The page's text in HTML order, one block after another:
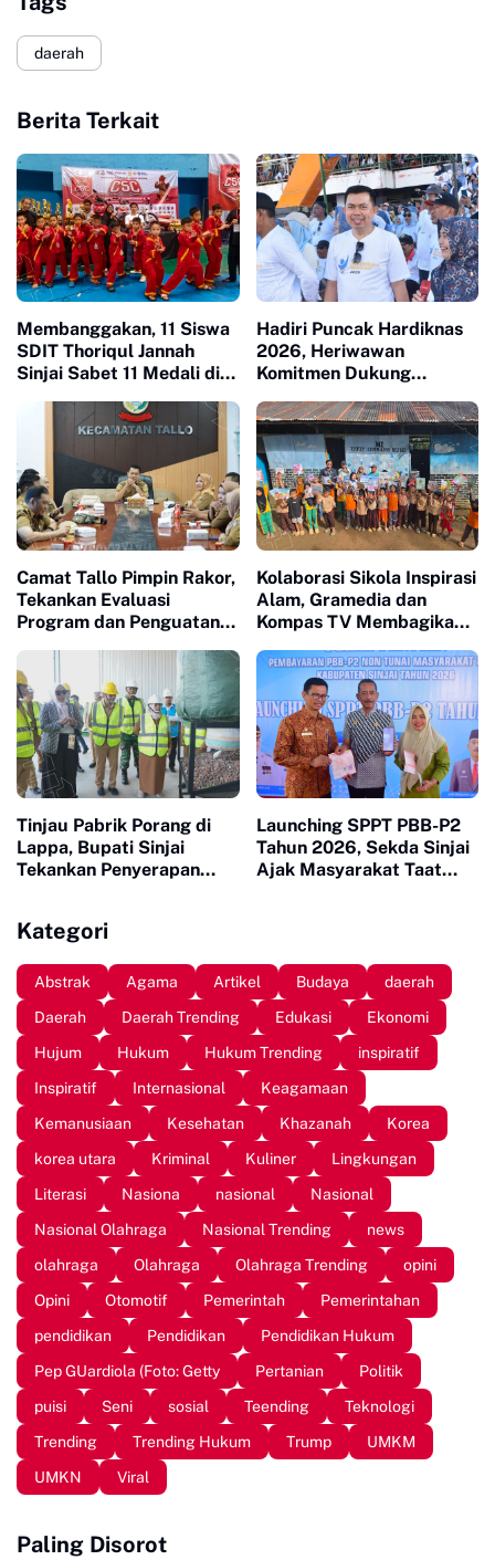
daerah
Berita Terkait
Membanggakan, 11 Siswa
SDIT Thoriqul Jannah
Sinjai Sabet 11 Medali di
Hadiri Puncak Hardiknas
2026, Heriwawan
Komitmen Dukung
Sinjai
Camat Tallo Pimpin Rakor,
Tekankan Evaluasi
Program dan Penguatan
Kolaborasi Sikola Inspirasi
Alam, Gramedia dan
Kompas TV Membagikan
Tinjau Pabrik Porang di
Lappa, Bupati Sinjai
Tekankan Penyerapan
Launching SPPT PBB-P2
Tahun 2026, Sekda Sinjai
Ajak Masyarakat Taat
Kategori
Abstrak Agama Artikel Budaya
daerah
Daerah
Daerah Trending Edukasi
Ekonomi
Hujum
Hukum Hukum Trending
inspiratif
Inspiratif
Internasional
Keagamaan
Kemanusiaan
Kesehatan Khazanah
Korea
korea utara
Kriminal Kuliner
Lingkungan
Literasi
Nasiona nasional
Nasional
Nasional Olahraga
Nasional Trending
news
olahraga
Olahraga Olahraga Trending
opini
Opini
Otomotif Pemerintah
Pemerintahan
pendidikan
Pendidikan
Pendidikan Hukum
Pep GUardiola (Foto: Getty
Pertanian
Politik
puisi
Seni sosial Teending
Teknologi
Trending
Trending Hukum Trump
UMKM
UMKN
Viral
Paling Disorot